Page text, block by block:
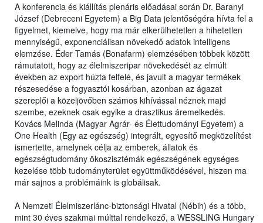
A konferencia és kiállítás plenáris előadásai során Dr. Baranyi
József (Debreceni Egyetem) a Big Data jelentőségéra hívta fel a
figyelmet, kiemelve, hogy ma már elkerülhetetlen a hihetetlen
mennyiségű, exponenciálisan növekedő adatok intelligens
elemzése. Éder Tamás (Bonafarm) elemzésében többek között
rámutatott, hogy az élelmiszeripar növekedését az elmúlt
években az export húzta felfelé, és javult a magyar termékek
részesedése a fogyasztói kosárban, azonban az ágazat
szereplői a közeljövőben számos kihívással néznek majd
szembe, ezeknek csak egyike a drasztikus áremelkedés.
Kovács Melinda (Magyar Agrár- és Élettudományi Egyetem) a
One Health (Egy az egészség) integrált, egyesítő megközelítést
ismertette, amelynek célja az emberek, állatok és
egészségtudomány ökoszisztémák egészségének egységes
kezelése több tudományterület együttműködésével, hiszen ma
már sajnos a problémáink is globálisak.
A Nemzeti Élelmiszerlánc-biztonsági Hivatal (Nébih) és a több,
mint 30 éves szakmai múlttal rendelkező, a WESSLING Hungary